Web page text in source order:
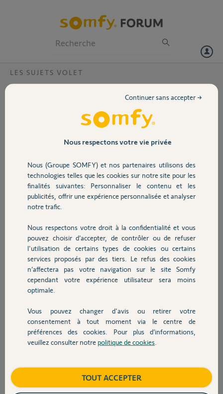
Volet
Sécurité
Domotique
Chauffage
Autres produits
Devis avec un pro
Contact
LES SUJETS VOLET
command programmer les volet roulant
Je viens d'installer 2 volet éclectique somfy en rdc et je voudrais qu'il
communique avec le chronis rts comment faire pour qu'avec ce
chronis il puisse piloter tous les volets de chez moi !. car actuellement
Cordialement
david
il y a plus de 8 ans
Participer au fil de discussion
Réponses
Bonjour,
La manip est la même que celle ci:
Anonyme il y a plus de 8 ans
télécommande tous les volets de la maison
Nous respectons votre vie privée
Nous (Groupe SOMFY) et nos partenaires utilisons des
technologies telles que les cookies sur notre site pour les
finalités suivantes: Personnaliser le contenu et les
publicités, offrir une expérience personnalisée et analyser
notre trafic.
Nous respectons votre droit à la confidentialité et vous
pouvez choisir d’accepter, de contrôler ou de refuser
l'utilisation de certains types de cookies ou certains
services proposés par des tiers. Le refus des cookies
n’affectera pas votre navigation sur le site Somfy
cependant votre expérience utilisateur sera moins
optimale.
Vous pouvez changer d'avis ou retirer votre
consentement à tout moment via le centre de
préférences des cookies. Pour plus d’informations,
veuillez consulter notre politique de cookies
Continuer sans accepter →
TOUT ACCEPTER